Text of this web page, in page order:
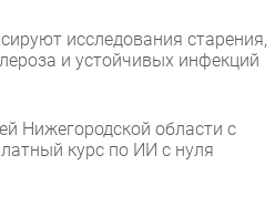
исследования старения,
и устойчивых инфекций
Нижегородской области с
курс по ИИ с нуля